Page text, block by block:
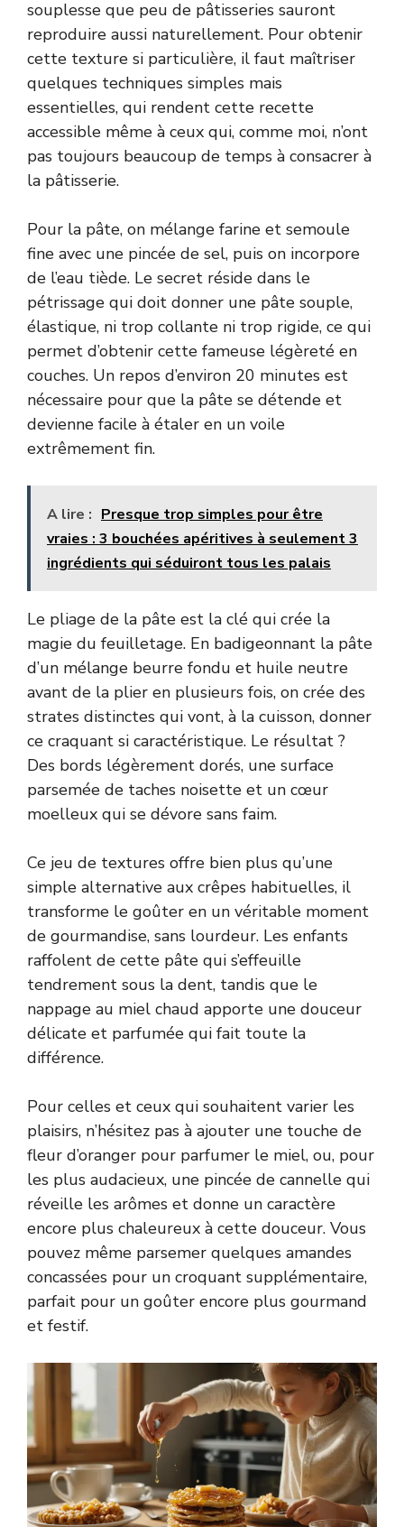
souplesse que peu de pâtisseries sauront
reproduire aussi naturellement. Pour obtenir
cette texture si particulière, il faut maîtriser
quelques techniques simples mais
essentielles, qui rendent cette recette
accessible même à ceux qui, comme moi, n’ont
pas toujours beaucoup de temps à consacrer à
la pâtisserie.
Pour la pâte, on mélange farine et semoule
fine avec une pincée de sel, puis on incorpore
de l’eau tiède. Le secret réside dans le
pétrissage qui doit donner une pâte souple,
élastique, ni trop collante ni trop rigide, ce qui
permet d’obtenir cette fameuse légèreté en
couches. Un repos d’environ 20 minutes est
nécessaire pour que la pâte se détende et
devienne facile à étaler en un voile
extrêmement fin.
A lire : Presque trop simples pour être
vraies : 3 bouchées apéritives à seulement 3
ingrédients qui séduiront tous les palais
Le pliage de la pâte est la clé qui crée la
magie du feuilletage. En badigeonnant la pâte
d’un mélange beurre fondu et huile neutre
avant de la plier en plusieurs fois, on crée des
strates distinctes qui vont, à la cuisson, donner
ce craquant si caractéristique. Le résultat ?
Des bords légèrement dorés, une surface
parsemée de taches noisette et un cœur
moelleux qui se dévore sans faim.
Ce jeu de textures offre bien plus qu’une
simple alternative aux crêpes habituelles, il
transforme le goûter en un véritable moment
de gourmandise, sans lourdeur. Les enfants
raffolent de cette pâte qui s’effeuille
tendrement sous la dent, tandis que le
nappage au miel chaud apporte une douceur
délicate et parfumée qui fait toute la
différence.
Pour celles et ceux qui souhaitent varier les
plaisirs, n’hésitez pas à ajouter une touche de
fleur d’oranger pour parfumer le miel, ou, pour
les plus audacieux, une pincée de cannelle qui
réveille les arômes et donne un caractère
encore plus chaleureux à cette douceur. Vous
pouvez même parsemer quelques amandes
concassées pour un croquant supplémentaire,
parfait pour un goûter encore plus gourmand
et festif.